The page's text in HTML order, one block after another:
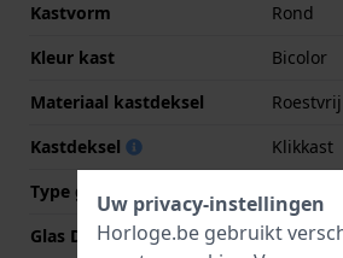
Kastvorm
Rond
Kleur kast
Bicolor
Materiaal kastdeksel
Kastdeksel
Klikkast
Type glas
Hardlex
Glas Diameter
23.50
Uw privacy-instellingen
Horloge.be gebruikt